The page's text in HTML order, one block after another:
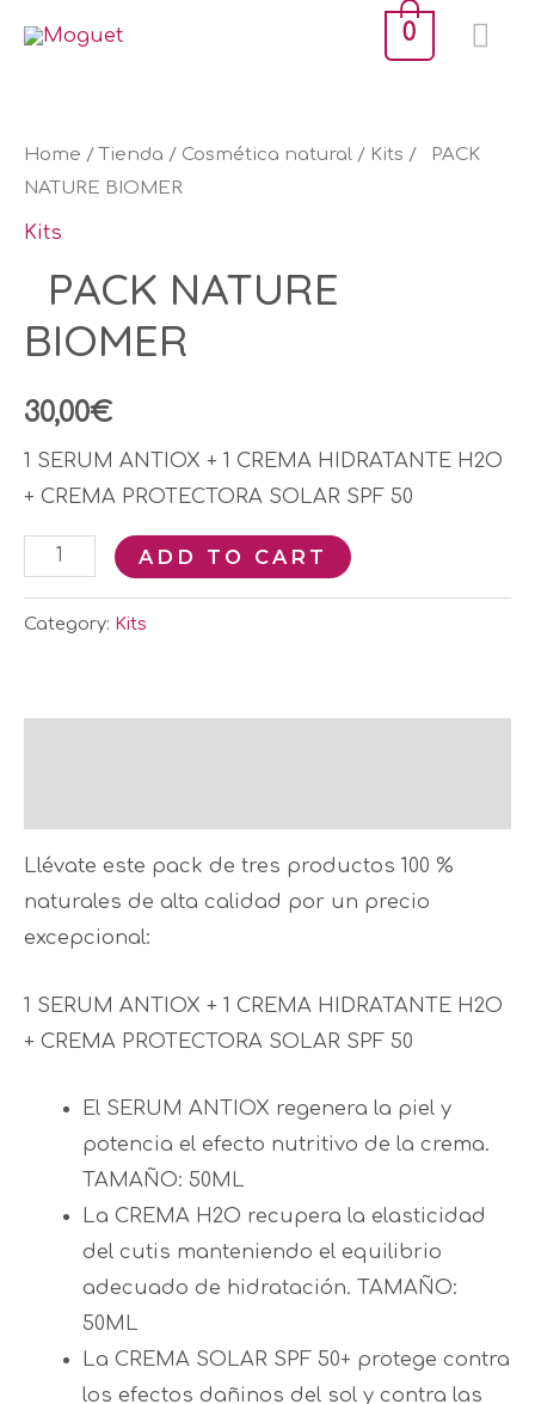
0
Home /Tienda / Cosmética natural / Kits / PACK
NATURE BIOMER
Kits
PACK NATURE
BIOMER
30,00€
1 SERUM ANTIOX + 1 CREMA HIDRATANTE H2O
+ CREMA PROTECTORA SOLAR SPF 50
NATURE
BIOMER
quantity
ADD TO CART
Category: Kits
Llévate este pack de tres productos 100 %
naturales de alta calidad por un precio
excepcional:
1 SERUM ANTIOX + 1 CREMA HIDRATANTE H2O
+ CREMA PROTECTORA SOLAR SPF 50
El SERUM ANTIOX regenera la piel y
potencia el efecto nutritivo de la crema.
TAMAÑO: 50ML
La CREMA H2O recupera la elasticidad
del cutis manteniendo el equilibrio
adecuado de hidratación. TAMAÑO:
50ML
La CREMA SOLAR SPF 50+ protege contra
los efectos dañinos del sol y contra las